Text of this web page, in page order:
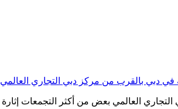
دبي بالقرب من مركز دبي التجاري العالمي